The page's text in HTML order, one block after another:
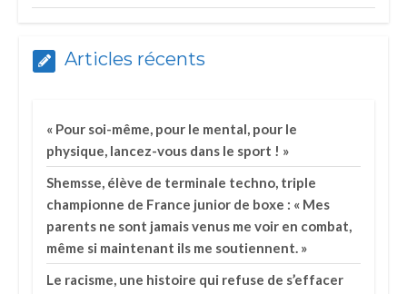
Articles récents
« Pour soi-même, pour le mental, pour le
physique, lancez-vous dans le sport ! »
Shemsse, élève de terminale techno, triple
championne de France junior de boxe : « Mes
parents ne sont jamais venus me voir en combat,
même si maintenant ils me soutiennent. »
Le racisme, une histoire qui refuse de s’effacer